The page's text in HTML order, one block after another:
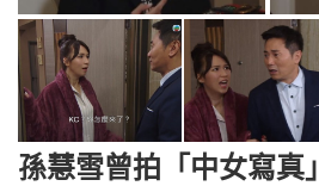
孫慧雪曾拍「中女寫真」